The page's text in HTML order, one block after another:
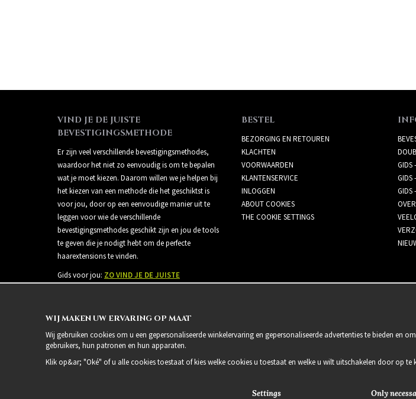
VIND JE DE JUISTE
BEVESTIGINGSMETHODE
Er zijn veel verschillende bevestigingsmethodes,
waardoor het niet zo eenvoudig is om te bepalen
wat je moet kiezen. Daarom willen we je helpen bij
het kiezen van een methode die het geschiktst is
voor jou, door op een eenvoudige manier uit te
leggen voor wie de verschillende
bevestigingsmethodes geschikt zijn en jou de tools
te geven die je nodigt hebt om de perfecte
haarextensions te vinden.
Gids voor jou: ZO VIND JE DE JUISTE
BESTEL
BEZORGING EN RETOUREN
KLACHTEN
VOORWAARDEN
KLANTENSERVICE
INLOGGEN
ABOUT COOKIES
THE COOKIE SETTINGS
GIDS
GIDS
GIDS
2021 Delightful
WIJ MAKEN UW ERVARING OP MAAT
Wij gebruiken cookies om u een gepersonaliseerde winkelervaring en gepersonaliseerde advertenties te bieden
gebruikers, hun patronen en hun apparaten.
Klik op&ar; "Oké" of u alle cookies toestaat of kies welke cookies u toestaat en welke u wilt uitschakelen door op te
Settings Only